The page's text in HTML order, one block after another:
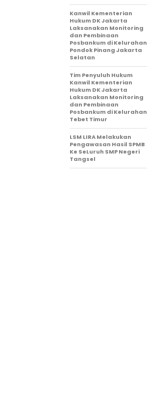
Kanwil Kementerian
Hukum DK Jakarta
Laksanakan Monitoring
dan Pembinaan
Posbankum di Kelurahan
Pondok Pinang Jakarta
Selatan
Tim Penyuluh Hukum
Kanwil Kementerian
Hukum DK Jakarta
Laksanakan Monitoring
dan Pembinaan
Posbankum di Kelurahan
Tebet Timur
LSM LIRA Melakukan
Pengawasan Hasil SPMB
Ke SeLuruh SMP Negeri
Tangsel